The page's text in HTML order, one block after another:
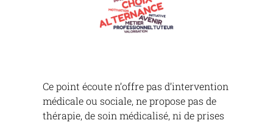
Ce point écoute n’offre pas d’intervention
médicale ou sociale, ne propose pas de
thérapie, de soin médicalisé, ni de prises